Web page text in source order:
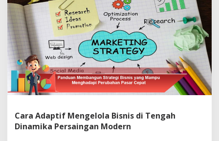
Cara Adaptif Mengelola Bisnis di Tengah
Dinamika Persaingan Modern